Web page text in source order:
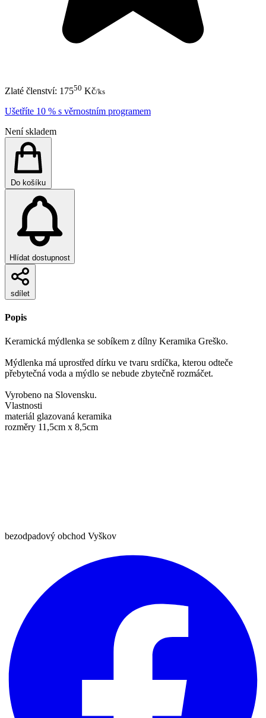
Zlaté členství: 17550 Kč/ks
Ušetříte 10 % s věrnostním programem
Není skladem
Do košíku
Hlídat dostupnost
sdílet
Popis
Keramická mýdlenka se sobíkem z dílny Keramika Greško.
Mýdlenka má uprostřed dírku ve tvaru srdíčka, kterou odteče
přebytečná voda a mýdlo se nebude zbytečně rozmáčet.
Vyrobeno na Slovensku.
Vlastnosti
materiál glazovaná keramika
rozměry 11,5cm x 8,5cm
bezodpadový obchod Vyškov